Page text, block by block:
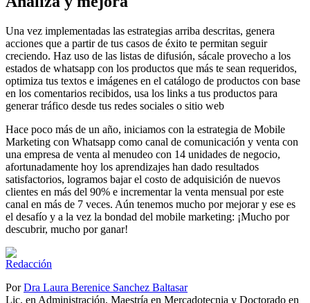
Una vez implementadas las estrategias arriba descritas, genera
acciones que a partir de tus casos de éxito te permitan seguir
creciendo. Haz uso de las listas de difusión, sácale provecho a los
estados de whatsapp con los productos que más te sean requeridos,
optimiza tus textos e imágenes en el catálogo de productos con base
en los comentarios recibidos, usa los links a tus productos para
generar tráfico desde tus redes sociales o sitio web
Hace poco más de un año, iniciamos con la estrategia de Mobile
Marketing con Whatsapp como canal de comunicación y venta con
una empresa de venta al menudeo con 14 unidades de negocio,
afortunadamente hoy los aprendizajes han dado resultados
satisfactorios, logramos bajar el costo de adquisición de nuevos
clientes en más del 90% e incrementar la venta mensual por este
canal en más de 7 veces. Aún tenemos mucho por mejorar y ese es
el desafío y a la vez la bondad del mobile marketing: ¡Mucho por
descubrir, mucho por ganar!
PorDra Laura Berenice Sanchez Baltasar
Lic. en Administración, Maestría en Mercadotecnia y Doctorado en